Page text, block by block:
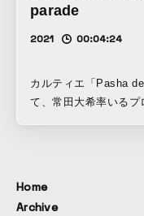
parade
2021 00:04:24
カルティエ「Pasha
て、常⽥⼤希率いる
Home
Archive